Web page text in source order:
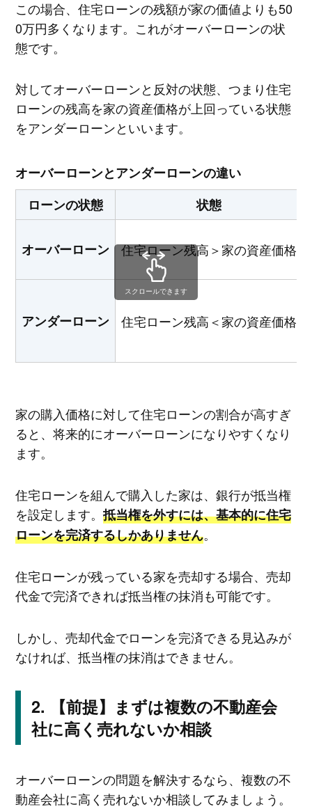
この場合、住宅ローンの残額が家の価値よりも50
0万円多くなります。これがオーバーローンの状
態です。
対してオーバーローンと反対の状態、つまり住宅
ローンの残高を家の資産価格が上回っている状態
をアンダーローンといいます。
オーバーローンとアンダーローンの違い
ローンの状態
状態
オーバーローン 住宅ローン残高＞家の資産価格
アンダーローン 住宅ローン残高＜家の資産価格
スクロールできます
家の購入価格に対して住宅ローンの割合が高すぎ
ると、将来的にオーバーローンになりやすくなり
ます。
住宅ローンを組んで購入した家は、銀行が抵当権
を設定します。抵当権を外すには、基本的に住宅
ローンを完済するしかありません。
住宅ローンが残っている家を売却する場合、売却
代金で完済できれば抵当権の抹消も可能です。
しかし、売却代金でローンを完済できる見込みが
なければ、抵当権の抹消はできません。
【前提】まずは複数の不動産会
社に高く売れないか相談
オーバーローンの問題を解決するなら、複数の不
動産会社に高く売れないか相談してみましょう。